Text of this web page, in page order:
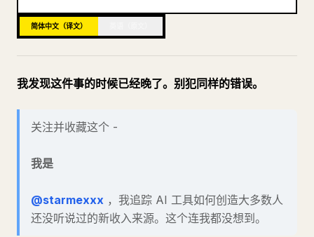
简体中文（译文）
我发现这件事的时候已经晚了。别犯同样的错误。
关注并收藏这个 -
我是
@starmexxx ，我追踪 AI 工具如何创造大多数人
还没听说过的新收入来源。这个连我都没想到。